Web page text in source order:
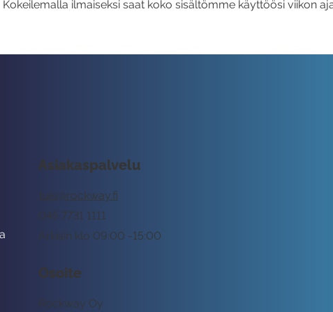
Kokeilemalla ilmaiseksi saat koko sisältömme käyttöösi viikon
Asiakaspalvelu
tuki@rockway.fi
Arkisin klo 09:00 -15:00
045 7731 1111
Osoite
Rockway Oy